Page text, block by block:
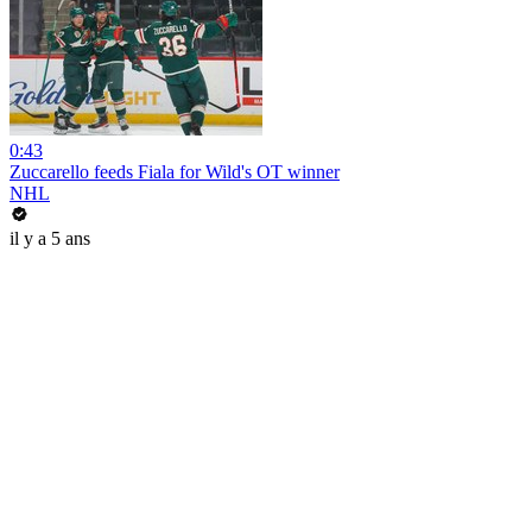
0:43
Zuccarello feeds Fiala for Wild's OT winner
NHL
il y a 5 ans